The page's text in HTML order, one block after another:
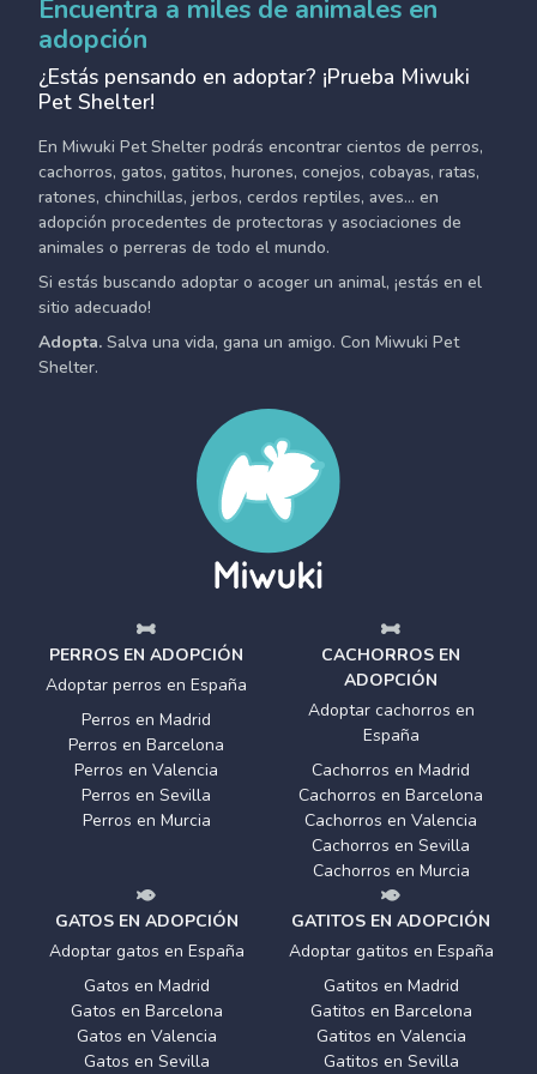
Encuentra a miles de animales en
adopción
¿Estás pensando en adoptar? ¡Prueba Miwuki
Pet Shelter!
En Miwuki Pet Shelter podrás encontrar cientos de perros,
cachorros, gatos, gatitos, hurones, conejos, cobayas, ratas,
ratones, chinchillas, jerbos, cerdos reptiles, aves... en
adopción procedentes de protectoras y asociaciones de
animales o perreras de todo el mundo.
Si estás buscando adoptar o acoger un animal, ¡estás en el
sitio adecuado!
Adopta. Salva una vida, gana un amigo. Con Miwuki Pet
Shelter.
PERROS EN ADOPCIÓN
Adoptar perros en España
Perros en Madrid
Perros en Barcelona
Perros en Valencia
Perros en Sevilla
Perros en Murcia
CACHORROS EN
ADOPCIÓN
Adoptar cachorros en
España
Cachorros en Madrid
Cachorros en Barcelona
Cachorros en Valencia
Cachorros en Sevilla
Cachorros en Murcia
GATOS EN ADOPCIÓN
Adoptar gatos en España
Gatos en Madrid
Gatos en Barcelona
Gatos en Valencia
Gatos en Sevilla
GATITOS EN ADOPCIÓN
Adoptar gatitos en España
Gatitos en Madrid
Gatitos en Barcelona
Gatitos en Valencia
Gatitos en Sevilla